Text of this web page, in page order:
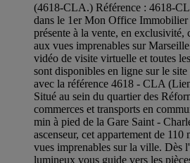
(4618-CLA.) Référence : 4618-
dans le 1er Mon Office
présente à la vente, en exclusivité,
aux vues imprenables sur
vidéo de visite virtuelle et toutes
sont disponibles en ligne sur le
avec la référence 4618 - CLA
Situé au sein du quartier des
commerces et transports en
min à pied de la Gare Saint -
ascenseur, cet appartement de 110
vues imprenables sur la ville. Dès
lumineux vous guide vers les